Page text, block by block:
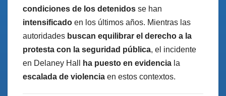
condiciones de los detenidos se han
intensificado en los últimos años. Mientras las
autoridades buscan equilibrar el derecho a la
protesta con la seguridad pública, el incidente
en Delaney Hall
ha puesto en evidencia la
escalada de violencia en estos contextos.